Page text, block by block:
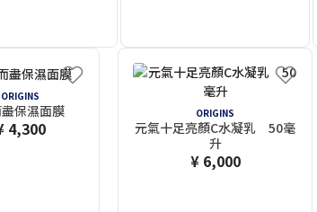
ORIGINS
保濕面膜
4,300
ORIGINS
元氣十足亮顏C水凝乳 50毫
升
¥ 6,000